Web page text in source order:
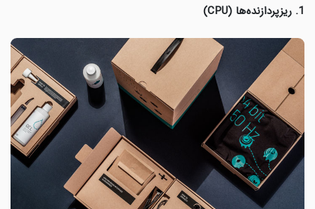
1. ریزپردازنده‌ها (CPU)